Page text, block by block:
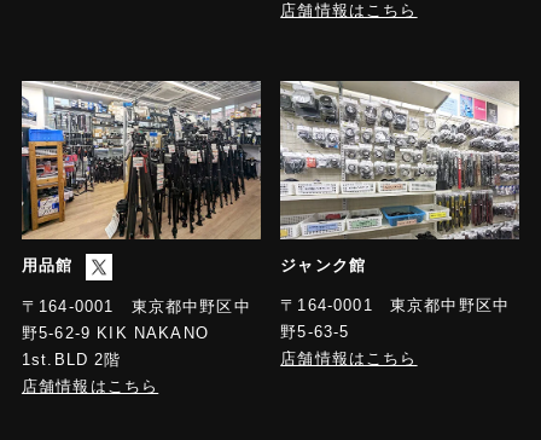
店舗情報はこちら
用品館
〒164-0001 東京都中野区中
野5-62-9 KIK NAKANO
1st.BLD 2階
店舗情報はこちら
ジャンク館
〒164-0001 東京都中野区中
野5-63-5
店舗情報はこちら